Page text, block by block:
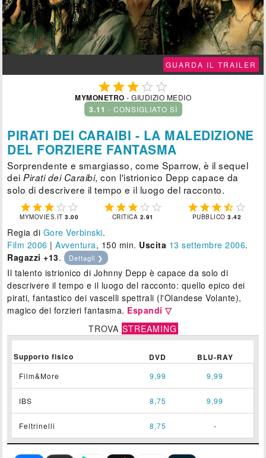
GUARDA IL TRAILER
  
MYMONETRO - GIUDIZIO MEDIO
3.11 - CONSIGLIATO SÌ
PIRATI DEI CARAIBI - LA MALEDIZIONE
DEL FORZIERE FANTASMA
Sorprendente e smargiasso, come Sparrow, è il sequel
dei Pirati dei Caraibi, con l'istrionico Depp capace da
solo di descrivere il tempo e il luogo del racconto.
    
MYMOVIES.IT3.00
    
CRITICA 2.91
    
PUBBLICO3.42
Regia di Gore Verbinski.
Film 2006 |Avventura, 150 min. Uscita 13 settembre 2006.
Ragazzi +13. Dettagli ❯
Il talento istrionico di Johnny Depp è capace da solo di
descrivere il tempo e il luogo del racconto: quello epico dei
pirati, fantastico dei vascelli spettrali (l'Olandese Volante),
magico dei forzieri fantasma. Espandi ▽
TROVA STREAMING
Supporto fisico DVD BLU-RAY
Film&More 9,99 9,99
IBS 8,75 9,99
Feltrinelli 8,75 -